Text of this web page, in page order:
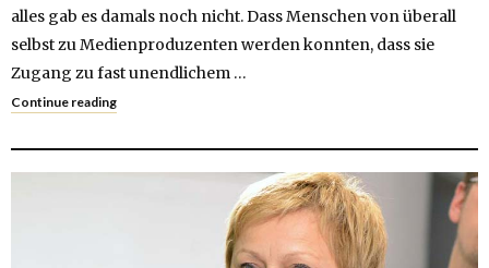
alles gab es damals noch nicht. Dass Menschen von überall
selbst zu Medienproduzenten werden konnten, dass sie
Zugang zu fast unendlichem …
Continue reading